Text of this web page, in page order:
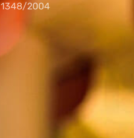
1348/2004